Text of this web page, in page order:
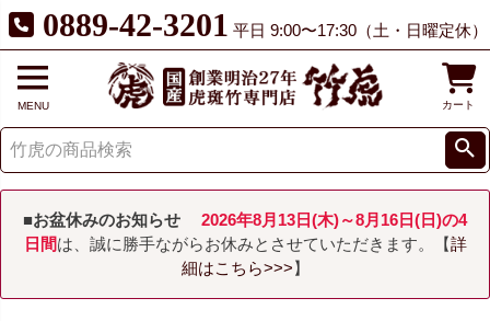
0889-42-3201 平日 9:00〜17:30（土・日曜定休）
MENU カート
■お盆休みのお知らせ
2026年8月13日(木)～8月16日(日)の4
日間は、誠に勝手ながらお休みとさせていただきます。【詳
細はこちら>>> 】